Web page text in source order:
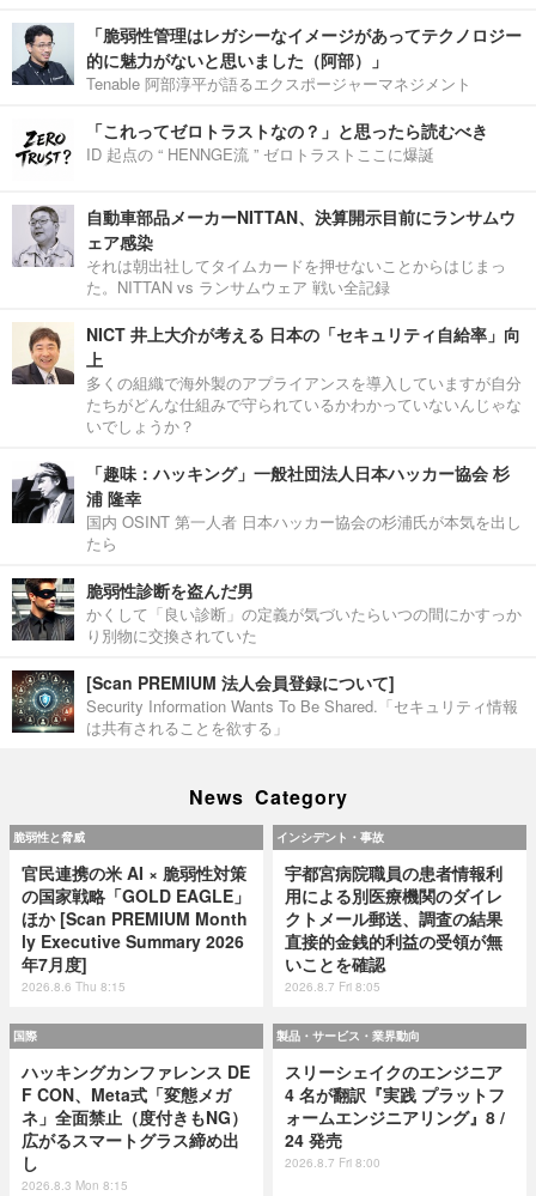
「脆弱性管理はレガシーなイメージがあってテクノロジー
的に魅力がないと思いました（阿部）」
Tenable 阿部淳平が語るエクスポージャーマネジメント
「これってゼロトラストなの？」と思ったら読むべき
ID 起点の “ HENNGE流 ” ゼロトラストここに爆誕
自動車部品メーカーNITTAN、決算開示目前にランサムウ
ェア感染
それは朝出社してタイムカードを押せないことからはじまっ
た。NITTAN vs ランサムウェア 戦い全記録
NICT 井上大介が考える 日本の「セキュリティ自給率」向
上
多くの組織で海外製のアプライアンスを導入していますが自分
たちがどんな仕組みで守られているかわかっていないんじゃな
いでしょうか？
「趣味：ハッキング」一般社団法人日本ハッカー協会 杉
浦 隆幸
国内 OSINT 第一人者 日本ハッカー協会の杉浦氏が本気を出し
たら
脆弱性診断を盗んだ男
かくして「良い診断」の定義が気づいたらいつの間にかすっか
り別物に交換されていた
[Scan PREMIUM 法人会員登録について]
Security Information Wants To Be Shared.「セキュリティ情報
は共有されることを欲する」
News Category
脆弱性と脅威
官民連携の米 AI × 脆弱性対策
の国家戦略「GOLD EAGLE」
ほか [Scan PREMIUM Month
ly Executive Summary 2026
年7月度]
2026.8.6 Thu 8:15
インシデント・事故
宇都宮病院職員の患者情報利
用による別医療機関のダイレ
クトメール郵送、調査の結果
直接的金銭的利益の受領が無
いことを確認
2026.8.7 Fri 8:05
国際
ハッキングカンファレンス DE
F CON、Meta式「変態メガ
ネ」全面禁止（度付きもNG）
広がるスマートグラス締め出
し
2026.8.3 Mon 8:15
製品・サービス・業界動向
スリーシェイクのエンジニア
4 名が翻訳『実践 プラットフ
ォームエンジニアリング』8 /
24 発売
2026.8.7 Fri 8:00